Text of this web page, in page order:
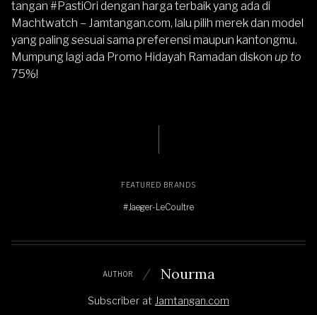
tangan #PastiOri dengan harga terbaik yang ada di
Machtwatch – Jamtangan.com, lalu pilih merek dan model
yang paling sesuai sama preferensi maupun kantongmu.
Mumpung lagi ada Promo Hidayah Ramadan diskon up to
75%!
FEATURED BRANDS
#Jaeger-LeCoultre
AUTHOR Nourma
Subscriber at Jamtangan.com